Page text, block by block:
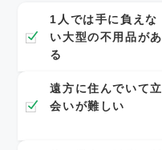
1人では手に負えな
い大型の不用品があ
る
遠方に住んでいて立
会いが難しい